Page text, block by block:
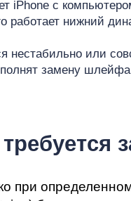
iPhone с
работает нижний
нестабильно или
замену шлейфа
при